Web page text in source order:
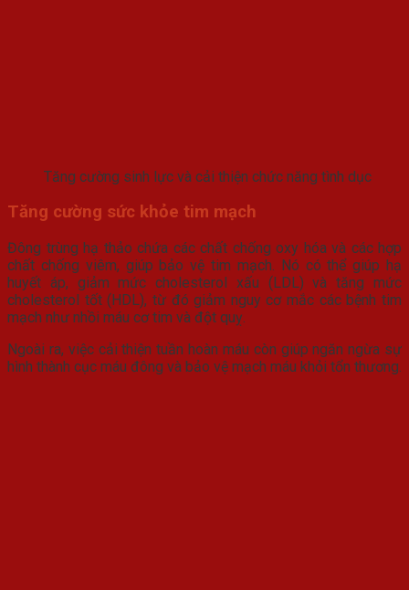
Tăng cường sinh lực và cải thiện chức năng tình dục
Tăng cường sức khỏe tim mạch
Đông trùng hạ thảo chứa các chất chống oxy hóa và các hợp
chất chống viêm, giúp bảo vệ tim mạch. Nó có thể giúp hạ
huyết áp, giảm mức cholesterol xấu (LDL) và tăng mức
cholesterol tốt (HDL), từ đó giảm nguy cơ mắc các bệnh tim
mạch như nhồi máu cơ tim và đột quỵ.
Ngoài ra, việc cải thiện tuần hoàn máu còn giúp ngăn ngừa sự
hình thành cục máu đông và bảo vệ mạch máu khỏi tổn thương.